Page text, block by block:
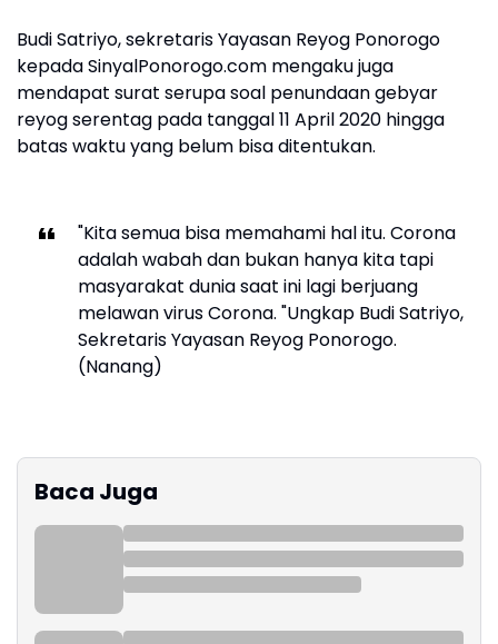
Budi Satriyo, sekretaris Yayasan Reyog Ponorogo
kepada SinyalPonorogo.com mengaku juga
mendapat surat serupa soal penundaan gebyar
reyog serentag pada tanggal 11 April 2020 hingga
batas waktu yang belum bisa ditentukan.
"Kita semua bisa memahami hal itu. Corona
adalah wabah dan bukan hanya kita tapi
masyarakat dunia saat ini lagi berjuang
melawan virus Corona. "Ungkap Budi Satriyo,
Sekretaris Yayasan Reyog Ponorogo.
(Nanang)
Baca Juga